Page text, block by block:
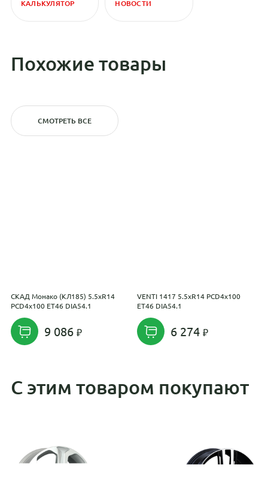
КАЛЬКУЛЯТОР НОВОСТИ
Похожие товары
СМОТРЕТЬ ВСЕ
СКАД Монако (КЛ185) 5.5xR14
PCD4x100 ET46 DIA54.1
9 086
VENTI 1417 5.5xR14 PCD4x100
ET46 DIA54.1
6 274
С этим товаром покупают